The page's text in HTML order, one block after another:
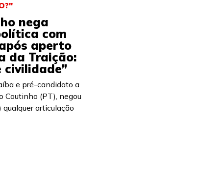
nega
com
aperto
da Traição:
civilidade”
e pré-candidato a
Coutinho (PT), negou
articulação